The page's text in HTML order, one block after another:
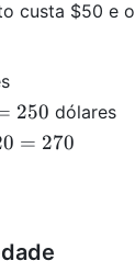
custa $50 e o
250 dólares
= 270